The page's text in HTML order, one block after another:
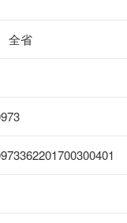
全省